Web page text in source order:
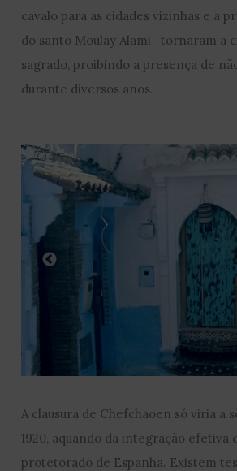
cavalo para as cidades vizinhas e a
do santo Moulay Alami tornaram a
sagrado, proibindo a presença de
durante diversos anos.
A clausura de Chefchaoen só viria a
1920, aquando da integração efetiva
protetorado de Espanha. Existem